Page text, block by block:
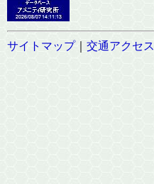
サイトマップ｜ 交通アクセス